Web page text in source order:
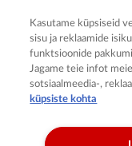
Kasutame küpsiseid
sisu ja reklaamide
funktsioonide
Jagame teie infot
sotsiaalmeedia-,
küpsiste kohta